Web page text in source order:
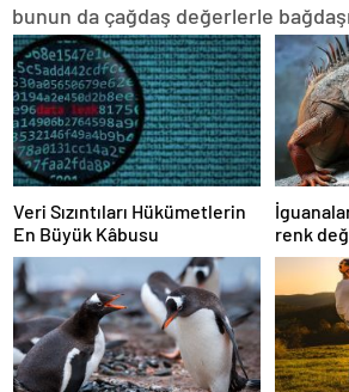
bunun da çağdaş değerlerle
Veri Sızıntıları Hükümetlerin
En Büyük Kâbusu
renk
burada…